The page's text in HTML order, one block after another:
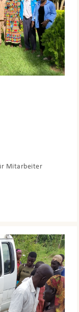
Mitarbeiter